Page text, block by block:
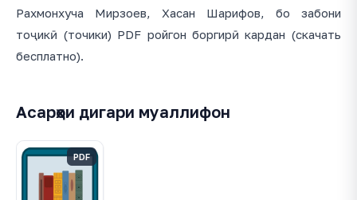
Рахмонхуча Мирзоев, Хасан Шарифов, бо забони
тоҷикӣ (точики) PDF ройгон боргирӣ кардан (скачать
бесплатно).
Асарҳои дигари муаллифон
PDF